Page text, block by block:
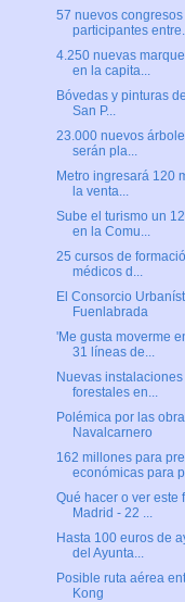
57 nuevos
participantes
4.250 nuevas
en la capita...
Bóvedas y pinturas
San P...
23.000 nuevos
serán pla...
Metro ingresará 120
la venta...
Sube el turismo un
en la Comu...
25 cursos de
médicos d...
El Consorcio
Fuenlabrada
'Me gusta moverme
31 líneas de...
Nuevas
forestales en...
Polémica por las
Navalcarnero
162 millones para
económicas para
Qué hacer o ver este
Madrid - 22 ...
Hasta 100 euros de
del Ayunta...
Posible ruta aérea
Kong